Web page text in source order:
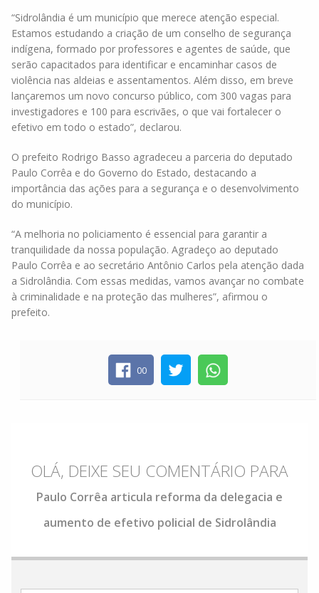
“Sidrolândia é um município que merece atenção especial.
Estamos estudando a criação de um conselho de segurança
indígena, formado por professores e agentes de saúde, que
serão capacitados para identificar e encaminhar casos de
violência nas aldeias e assentamentos. Além disso, em breve
lançaremos um novo concurso público, com 300 vagas para
investigadores e 100 para escrivães, o que vai fortalecer o
efetivo em todo o estado”, declarou.
O prefeito Rodrigo Basso agradeceu a parceria do deputado
Paulo Corrêa e do Governo do Estado, destacando a
importância das ações para a segurança e o desenvolvimento
do município.
“A melhoria no policiamento é essencial para garantir a
tranquilidade da nossa população. Agradeço ao deputado
Paulo Corrêa e ao secretário Antônio Carlos pela atenção dada
a Sidrolândia. Com essas medidas, vamos avançar no combate
à criminalidade e na proteção das mulheres”, afirmou o
prefeito.
00
OLÁ, DEIXE SEU COMENTÁRIO PARA
Paulo Corrêa articula reforma da delegacia e
aumento de efetivo policial de Sidrolândia